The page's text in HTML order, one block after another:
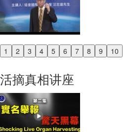
1 2 3 4 5 6 7 8 9 10
Previous
活摘真相讲座